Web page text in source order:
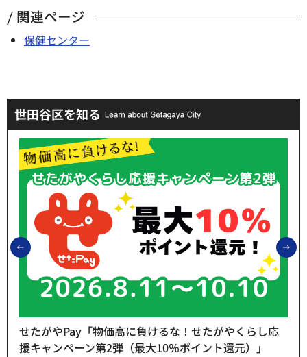
関連ページ
保健センター
世田谷区を知る
前のスライドを表示
せたがやPay「物価高に負けるな！せたがやくらし応
援キャンペーン第2弾（最大10％ポイント還元）」